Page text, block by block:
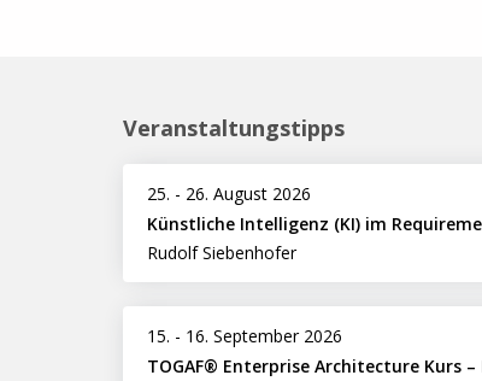
Veranstaltungstipps
25. - 26. August 2026
Künstliche Intelligenz (KI) im
Rudolf Siebenhofer
15. - 16. September 2026
TOGAF® Enterprise Architecture Kurs